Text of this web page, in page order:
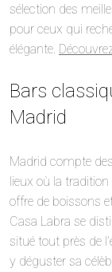
sélection des
pour ceux qui
élégante.
Bars
Madrid
Madrid compte
lieux où la
offre de boissons
Casa Labra se
situé tout près de
y déguster sa